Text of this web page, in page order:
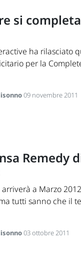
si
ha rilasciato
per la
09 novembre 2011
Remedy
arriverà a Marzo
tutti sanno che il
03 ottobre 2011